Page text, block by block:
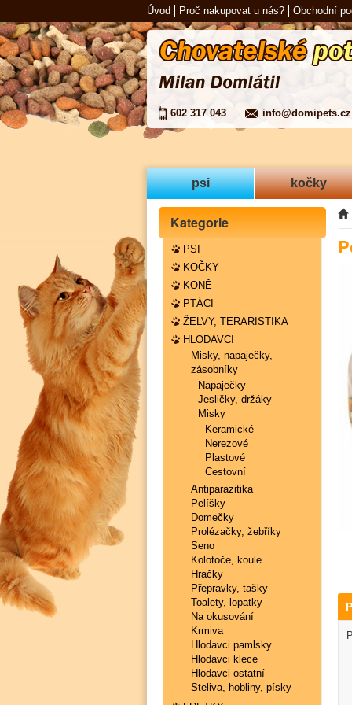
Úvod Proč nakupovat u nás? Obchodní
602 317 043 info@domipets.cz
psi kočky
Kategorie
PSI
KOČKY
KONĚ
PTÁCI
ŽELVY, TERARISTIKA
HLODAVCI
Misky, napaječky,
zásobníky
Napaječky
Jesličky, držáky
Misky
Keramické
Nerezové
Plastové
Cestovní
Antiparazitika
Pelíšky
Domečky
Prolézačky, žebříky
Seno
Kolotoče, koule
Hračky
Přepravky, tašky
Toalety, lopatky
Na okusování
Krmiva
Hlodavci pamlsky
Hlodavci klece
Hlodavci ostatní
Steliva, hobliny, písky